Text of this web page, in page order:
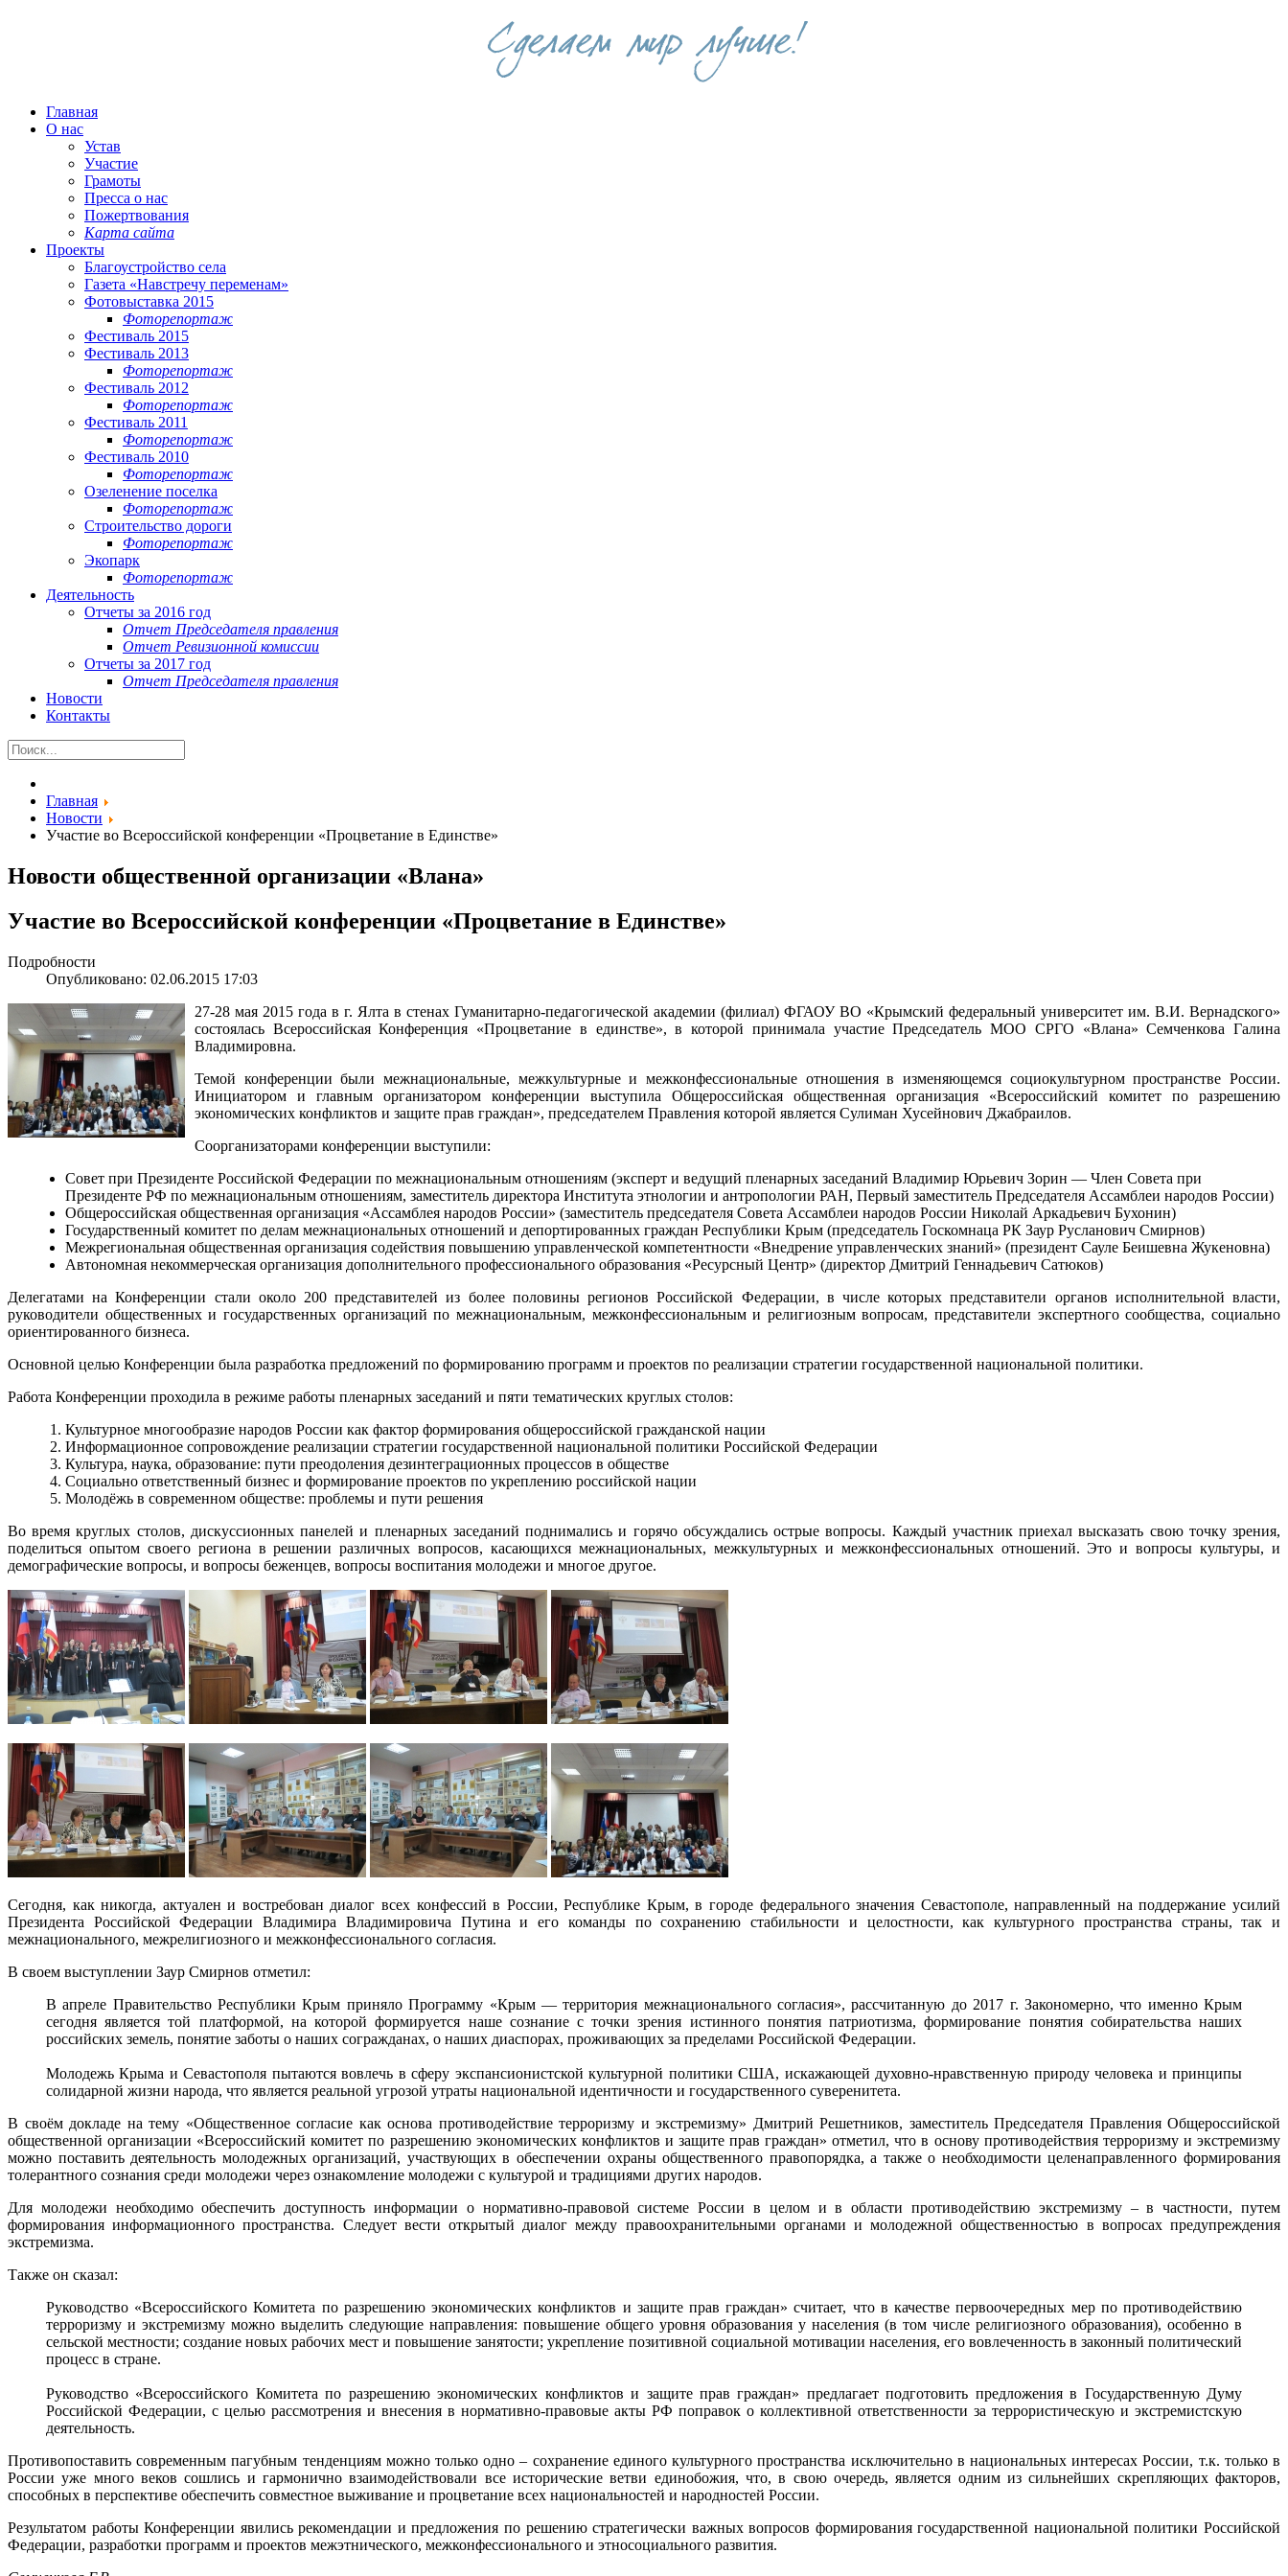
Главная
О нас
Устав
Участие
Грамоты
Пресса о нас
Пожертвования
Карта сайта
Проекты
Благоустройство села
Газета «Навстречу переменам»
Фотовыставка 2015
Фоторепортаж
Фестиваль 2015
Фестиваль 2013
Фоторепортаж
Фестиваль 2012
Фоторепортаж
Фестиваль 2011
Фоторепортаж
Фестиваль 2010
Фоторепортаж
Озеленение поселка
Фоторепортаж
Строительство дороги
Фоторепортаж
Экопарк
Фоторепортаж
Деятельность
Отчеты за 2016 год
Отчет Председателя правления
Отчет Ревизионной комиссии
Отчеты за 2017 год
Отчет Председателя правления
Новости
Контакты
Главная
Новости
Участие во Всероссийской конференции «Процветание в Единстве»
Новости общественной организации «Влана»
Участие во Всероссийской конференции «Процветание в Единстве»
Подробности
Опубликовано: 02.06.2015 17:03
27-28 мая 2015 года в г. Ялта в стенах Гуманитарно-педагогической академии (филиал) ФГАОУ ВО «Крымский федеральный университет им. В.И. Вернадского»
состоялась Всероссийская Конференция «Процветание в единстве», в которой принимала участие Председатель МОО СРГО «Влана» Семченкова Галина
Владимировна.
Темой конференции были межнациональные, межкультурные и межконфессиональные отношения в изменяющемся социокультурном пространстве России.
Инициатором и главным организатором конференции выступила Общероссийская общественная организация «Всероссийский комитет по разрешению
экономических конфликтов и защите прав граждан», председателем Правления которой является Сулиман Хусейнович Джабраилов.
Соорганизаторами конференции выступили:
Совет при Президенте Российской Федерации по межнациональным отношениям (эксперт и ведущий пленарных заседаний Владимир Юрьевич Зорин — Член Совета при
Президенте РФ по межнациональным отношениям, заместитель директора Института этнологии и антропологии РАН, Первый заместитель Председателя Ассамблеи народов России)
Общероссийская общественная организация «Ассамблея народов России» (заместитель председателя Совета Ассамблеи народов России Николай Аркадьевич Бухонин)
Государственный комитет по делам межнациональных отношений и депортированных граждан Республики Крым (председатель Госкомнаца РК Заур Русланович Смирнов)
Межрегиональная общественная организация содействия повышению управленческой компетентности «Внедрение управленческих знаний» (президент Сауле Беишевна Жукеновна)
Автономная некоммерческая организация дополнительного профессионального образования «Ресурсный Центр» (директор Дмитрий Геннадьевич Сатюков)
Делегатами на Конференции стали около 200 представителей из более половины регионов Российской Федерации, в числе которых представители органов исполнительной власти,
руководители общественных и государственных организаций по межнациональным, межконфессиональным и религиозным вопросам, представители экспертного сообщества, социально
ориентированного бизнеса.
Основной целью Конференции была разработка предложений по формированию программ и проектов по реализации стратегии государственной национальной политики.
Работа Конференции проходила в режиме работы пленарных заседаний и пяти тематических круглых столов:
Культурное многообразие народов России как фактор формирования общероссийской гражданской нации
Информационное сопровождение реализации стратегии государственной национальной политики Российской Федерации
Культура, наука, образование: пути преодоления дезинтеграционных процессов в обществе
Социально ответственный бизнес и формирование проектов по укреплению российской нации
Молодёжь в современном обществе: проблемы и пути решения
Во время круглых столов, дискуссионных панелей и пленарных заседаний поднимались и горячо обсуждались острые вопросы. Каждый участник приехал высказать свою точку зрения,
поделиться опытом своего региона в решении различных вопросов, касающихся межнациональных, межкультурных и межконфессиональных отношений. Это и вопросы культуры, и
демографические вопросы, и вопросы беженцев, вопросы воспитания молодежи и многое другое.
Сегодня, как никогда, актуален и востребован диалог всех конфессий в России, Республике Крым, в городе федерального значения Севастополе, направленный на поддержание усилий
Президента Российской Федерации Владимира Владимировича Путина и его команды по сохранению стабильности и целостности, как культурного пространства страны, так и
межнационального, межрелигиозного и межконфессионального согласия.
В своем выступлении Заур Смирнов отметил:
В апреле Правительство Республики Крым приняло Программу «Крым — территория межнационального согласия», рассчитанную до 2017 г. Закономерно, что именно Крым
сегодня является той платформой, на которой формируется наше сознание с точки зрения истинного понятия патриотизма, формирование понятия собирательства наших
российских земель, понятие заботы о наших согражданах, о наших диаспорах, проживающих за пределами Российской Федерации.
Молодежь Крыма и Севастополя пытаются вовлечь в сферу экспансионистской культурной политики США, искажающей духовно-нравственную природу человека и принципы
солидарной жизни народа, что является реальной угрозой утраты национальной идентичности и государственного суверенитета.
В своём докладе на тему «Общественное согласие как основа противодействие терроризму и экстремизму» Дмитрий Решетников, заместитель Председателя Правления Общероссийской
общественной организации «Всероссийский комитет по разрешению экономических конфликтов и защите прав граждан» отметил, что в основу противодействия терроризму и экстремизму
можно поставить деятельность молодежных организаций, участвующих в обеспечении охраны общественного правопорядка, а также о необходимости целенаправленного формирования
толерантного сознания среди молодежи через ознакомление молодежи с культурой и традициями других народов.
Для молодежи необходимо обеспечить доступность информации о нормативно-правовой системе России в целом и в области противодействию экстремизму – в частности, путем
формирования информационного пространства. Следует вести открытый диалог между правоохранительными органами и молодежной общественностью в вопросах предупреждения
экстремизма.
Также он сказал:
Руководство «Всероссийского Комитета по разрешению экономических конфликтов и защите прав граждан» считает, что в качестве первоочередных мер по противодействию
терроризму и экстремизму можно выделить следующие направления: повышение общего уровня образования у населения (в том числе религиозного образования), особенно в
сельской местности; создание новых рабочих мест и повышение занятости; укрепление позитивной социальной мотивации населения, его вовлеченность в законный политический
процесс в стране.
Руководство «Всероссийского Комитета по разрешению экономических конфликтов и защите прав граждан» предлагает подготовить предложения в Государственную Думу
Российской Федерации, с целью рассмотрения и внесения в нормативно-правовые акты РФ поправок о коллективной ответственности за террористическую и экстремистскую
деятельность.
Противопоставить современным пагубным тенденциям можно только одно – сохранение единого культурного пространства исключительно в национальных интересах России, т.к. только в
России уже много веков сошлись и гармонично взаимодействовали все исторические ветви единобожия, что, в свою очередь, является одним из сильнейших скрепляющих факторов,
способных в перспективе обеспечить совместное выживание и процветание всех национальностей и народностей России.
Результатом работы Конференции явились рекомендации и предложения по решению стратегически важных вопросов формирования государственной национальной политики Российской
Федерации, разработки программ и проектов межэтнического, межконфессионального и этносоциального развития.